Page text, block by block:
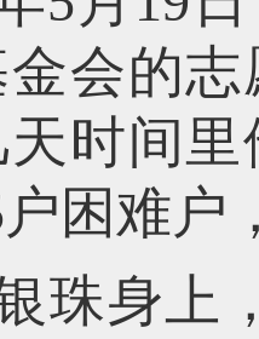
会的
天时间
困难户
珠身上